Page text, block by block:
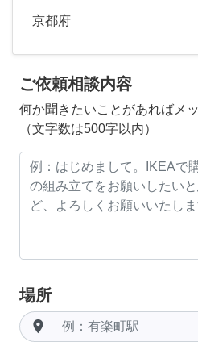
京都府
ご依頼相談内容
何か聞きたいことがあればメ
（文字数は500字以内）
場所
room